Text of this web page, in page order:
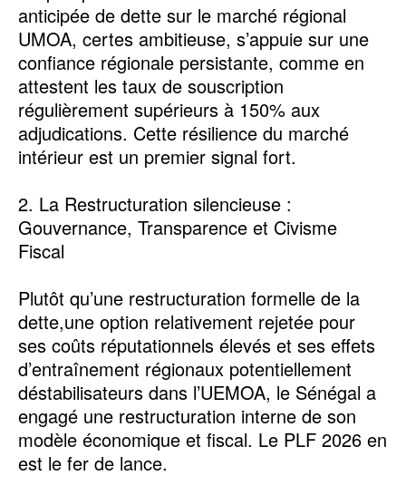
anticipée de dette sur le marché régional
UMOA, certes ambitieuse, s’appuie sur une
confiance régionale persistante, comme en
attestent les taux de souscription
régulièrement supérieurs à 150% aux
adjudications. Cette résilience du marché
intérieur est un premier signal fort.
2. La Restructuration silencieuse :
Gouvernance, Transparence et Civisme
Fiscal
Plutôt qu’une restructuration formelle de la
dette,une option relativement rejetée pour
ses coûts réputationnels élevés et ses effets
d’entraînement régionaux potentiellement
déstabilisateurs dans l’UEMOA, le Sénégal a
engagé une restructuration interne de son
modèle économique et fiscal. Le PLF 2026 en
est le fer de lance.